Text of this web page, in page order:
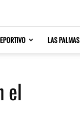
LAS PALMAS
el